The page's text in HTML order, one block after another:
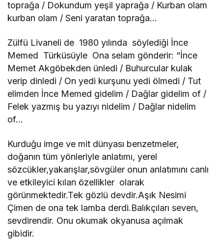
toprağa / Dokundum yeşil yaprağa / Kurban olam
kurban olam / Seni yaratan toprağa…
Zülfü Livaneli de 1980 yılında söylediği İnce
Memed Türküsüyle Ona selam gönderir: “İnce
Memet Akgöbekden ünledi / Buhurcular kulak
verip dinledi / On yedi kurşunu yedi ölmedi / Tut
elimden İnce Memed gidelim / Dağlar gidelim of /
Felek yazmış bu yazıyı nidelim / Dağlar nidelim
of…
Kurduğu imge ve mit dünyası benzetmeler,
doğanın tüm yönleriyle anlatımı, yerel
sözcükler,yakarışlar,sövgüler onun anlatımını canlı
ve etkileyici kılan özellikler olarak
görünmektedir.Tek gözlü devdir.Aşık Nesimi
Çimen de ona tek lamba derdi.Balıkçıları seven,
sevdirendir. Onu okumak okyanusa açılmak
gibidir.